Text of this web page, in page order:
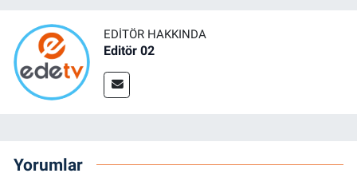
EDITÖR HAKKINDA
Editör 02
Yorumlar